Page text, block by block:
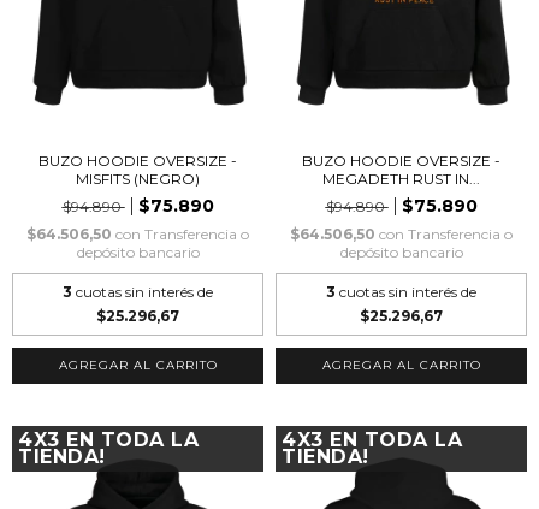
BUZO HOODIE OVERSIZE -
MISFITS (NEGRO)
$94.890
$75.890
$64.506,50 con Transferencia o
depósito bancario
3 cuotas sin interés de
$25.296,67
AGREGAR AL CARRITO
BUZO HOODIE OVERSIZE -
MEGADETH RUST IN...
$94.890
$75.890
$64.506,50 con Transferencia o
depósito bancario
3 cuotas sin interés de
$25.296,67
AGREGAR AL CARRITO
4X3 EN TODA LA
TIENDA!
4X3 EN TODA LA
TIENDA!